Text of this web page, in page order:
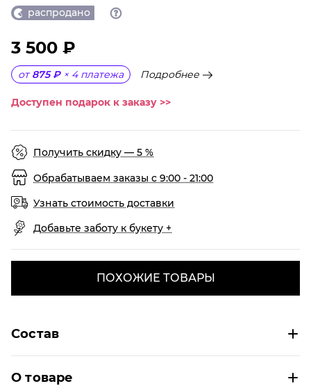
распродано
3 500 ₽
от 875 ₽ × 4 платежа Подробнее
Доступен подарок к заказу >>
Получить скидку — 5 %
Обрабатываем заказы с 9:00 - 21:00
Узнать стоимость доставки
Добавьте заботу к букету +
ПОХОЖИЕ ТОВАРЫ
Состав
О товаре